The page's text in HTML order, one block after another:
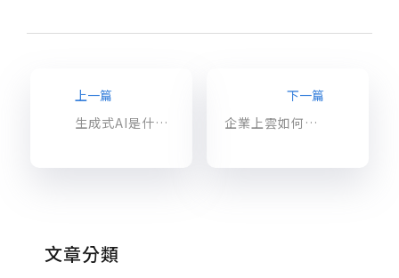
上一篇
生成式AI是什麼？3大關鍵助企業找到合適的生成式人工智慧服務
下一篇
企業上雲如何避免業務中斷？iKala Cloud 建議採「多雲佈局」策略
文章分類